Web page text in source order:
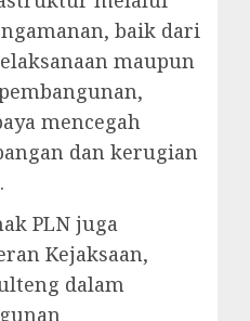
baik dari
maupun
mencegah
dan kerugian
PLN juga
Kejaksaan,
dalam